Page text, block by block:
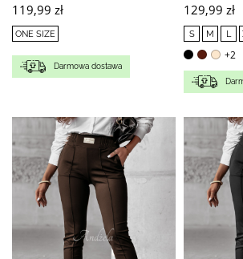
119,99 zł
ONE SIZE
Darmowa dostawa
129,99 zł
S M L
+2